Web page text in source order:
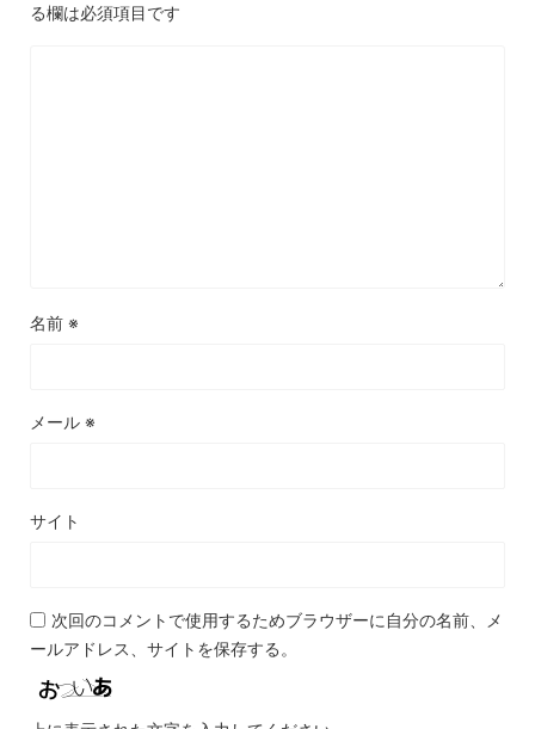
る欄は必須項目です
名前 ※
メール ※
サイト
次回のコメントで使用するためブラウザーに自分の名前、メ
ールアドレス、サイトを保存する。